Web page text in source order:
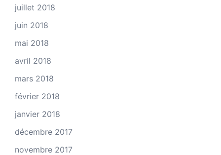
juillet 2018
juin 2018
mai 2018
avril 2018
mars 2018
février 2018
janvier 2018
décembre 2017
novembre 2017